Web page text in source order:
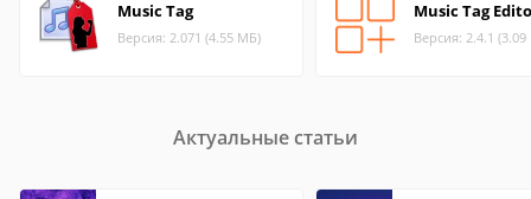
Music Tag
Версия: 2.071 (4.55 МБ)
Music Tag
Версия: 2.4.1
Актуальные статьи